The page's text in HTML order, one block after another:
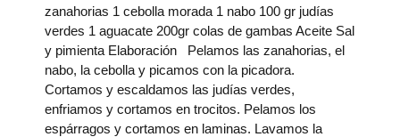
zanahorias 1 cebolla morada 1 nabo 100 gr judías
verdes 1 aguacate 200gr colas de gambas Aceite Sal
y pimienta Elaboración Pelamos las zanahorias, el
nabo, la cebolla y picamos con la picadora.
Cortamos y escaldamos las judías verdes,
enfriamos y cortamos en trocitos. Pelamos los
espárragos y cortamos en laminas. Lavamos la